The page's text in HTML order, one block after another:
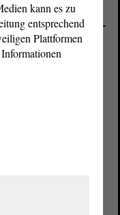
von Sachsen-
kann es zu
entsprechend
Plattformen